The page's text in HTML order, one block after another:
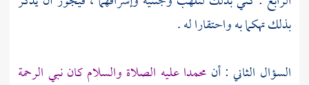
بذلك تهكما به واحتقارا له .
السؤال الثاني : أن محمداعليه الصلاة والسلام كان نبي الرحمة